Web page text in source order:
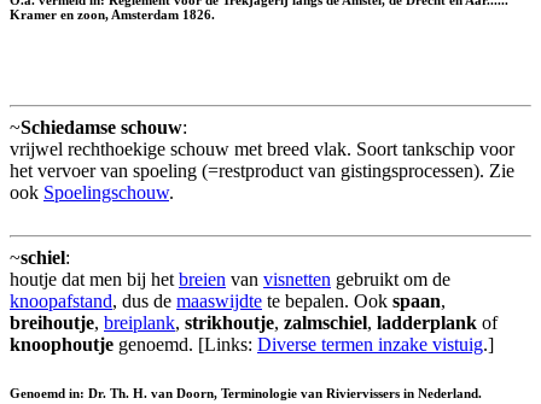
Kramer en zoon, Amsterdam 1826.
~Schiedamse schouw:
vrijwel rechthoekige schouw met breed vlak. Soort tankschip voor
het vervoer van spoeling (=restproduct van gistingsprocessen). Zie
ook Spoelingschouw.
~schiel:
houtje dat men bij het breien van visnetten gebruikt om de
knoopafstand, dus de maaswijdte te bepalen. Ook spaan,
breihoutje, breiplank, strikhoutje, zalmschiel, ladderplank of
knoophoutje genoemd. [Links: Diverse termen inzake vistuig.]
Genoemd in: Dr. Th. H. van Doorn, Terminologie van Riviervissers in Nederland.